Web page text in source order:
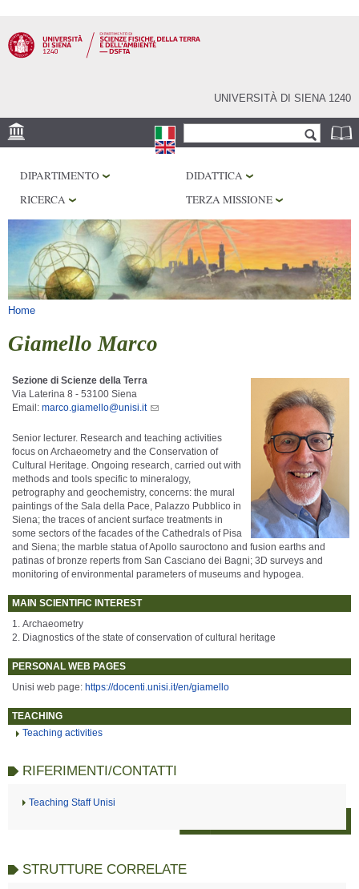
contenuto
principale
UNIVERSITÀ DI SIENA 1240
Form di ricerca
MUSEI
OSSERVATORIO
BIBLIOTECHE
SERVIZI
DIPARTIMENTO
DIDATTICA
RICERCA
TERZA MISSIONE
Tu sei qui
Home
Giamello Marco
Sezione di Scienze della Terra
Via Laterina 8 - 53100 Siena
Email: marco.giamello@unisi.it
Senior lecturer. Research and teaching activities
focus on Archaeometry and the Conservation of
Cultural Heritage. Ongoing research, carried out with
methods and tools specific to mineralogy,
petrography and geochemistry, concerns: the mural
paintings of the Sala della Pace, Palazzo Pubblico in
Siena; the traces of ancient surface treatments in
some sectors of the facades of the Cathedrals of Pisa
and Siena; the marble statua of Apollo sauroctono and fusion earths and
patinas of bronze reperts from San Casciano dei Bagni; 3D surveys and
monitoring of environmental parameters of museums and hypogea.
MAIN SCIENTIFIC INTEREST
1. Archaeometry
2. Diagnostics of the state of conservation of cultural heritage
PERSONAL WEB PAGES
Unisi web page: https://docenti.unisi.it/en/giamello
TEACHING
Teaching activities
RIFERIMENTI/CONTATTI
Teaching Staff Unisi
STRUTTURE CORRELATE